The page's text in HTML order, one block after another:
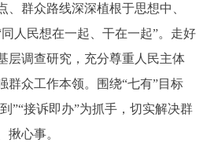
群众路线深深植根于思想中、
人民想在一起、干在一起”。走好
层调查研究，充分尊重人民主体
群众工作本领。围绕“七有”目标
”“接诉即办”为抓手，切实解决群
揪心事。